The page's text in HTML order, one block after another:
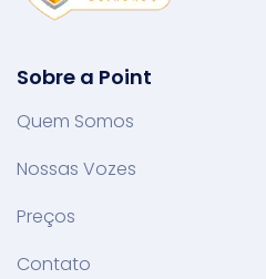
Sobre a Point
Quem Somos
Nossas Vozes
Preços
Contato